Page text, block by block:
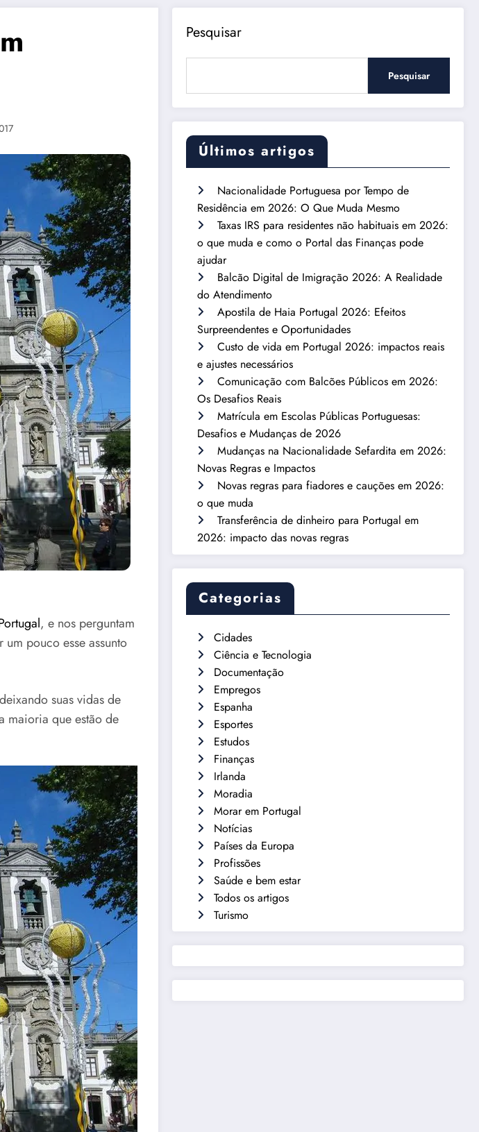
, e nos perguntam
pouco esse assunto
suas vidas de
maioria que estão de
Pesquisar
Pesquisar
Últimos artigos
Nacionalidade Portuguesa por Tempo de
Residência em 2026: O Que Muda Mesmo
Taxas IRS para residentes não habituais em 2026:
o que muda e como o Portal das Finanças pode
ajudar
Balcão Digital de Imigração 2026: A Realidade
do Atendimento
Apostila de Haia Portugal 2026: Efeitos
Surpreendentes e Oportunidades
Custo de vida em Portugal 2026: impactos reais
e ajustes necessários
Comunicação com Balcões Públicos em 2026:
Os Desafios Reais
Matrícula em Escolas Públicas Portuguesas:
Desafios e Mudanças de 2026
Mudanças na Nacionalidade Sefardita em 2026:
Novas Regras e Impactos
Novas regras para fiadores e cauções em 2026:
o que muda
Transferência de dinheiro para Portugal em
2026: impacto das novas regras
Categorias
Cidades
Ciência e Tecnologia
Documentação
Empregos
Espanha
Esportes
Estudos
Finanças
Irlanda
Moradia
Morar em Portugal
Notícias
Países da Europa
Profissões
Saúde e bem estar
Todos os artigos
Turismo